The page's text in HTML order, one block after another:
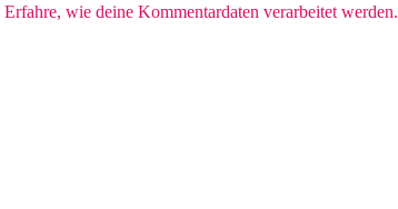
Erfahre, wie deine Kommentardaten verarbeitet werden.